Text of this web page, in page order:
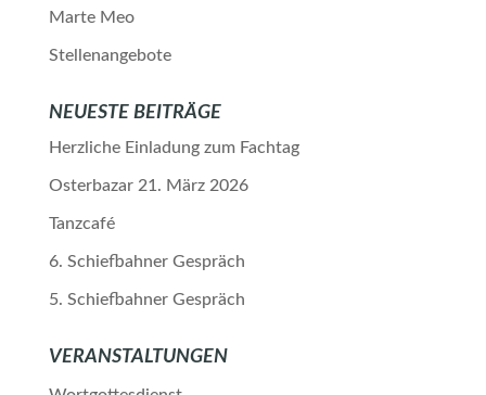
Marte Meo
Stellenangebote
NEUESTE BEITRÄGE
Herzliche Einladung zum Fachtag
Osterbazar 21. März 2026
Tanzcafé
6. Schiefbahner Gespräch
5. Schiefbahner Gespräch
VERANSTALTUNGEN